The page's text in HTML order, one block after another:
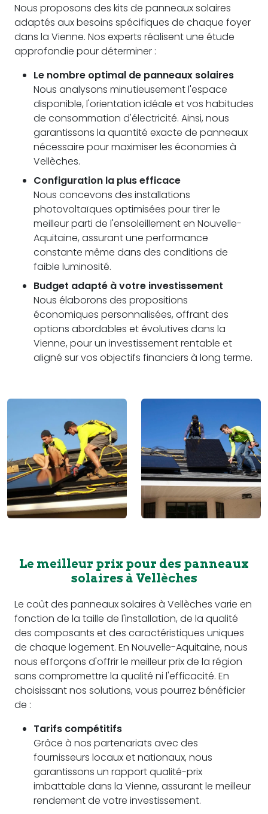
Nous proposons des kits de panneaux solaires
adaptés aux besoins spécifiques de chaque foyer
dans la Vienne. Nos experts réalisent une étude
approfondie pour déterminer :
Le nombre optimal de panneaux solaires
Nous analysons minutieusement l'espace
disponible, l'orientation idéale et vos habitudes
de consommation d'électricité. Ainsi, nous
garantissons la quantité exacte de panneaux
nécessaire pour maximiser les économies à
Vellèches.
Configuration la plus efficace
Nous concevons des installations
photovoltaïques optimisées pour tirer le
meilleur parti de l'ensoleillement en Nouvelle-
Aquitaine, assurant une performance
constante même dans des conditions de
faible luminosité.
Budget adapté à votre investissement
Nous élaborons des propositions
économiques personnalisées, offrant des
options abordables et évolutives dans la
Vienne, pour un investissement rentable et
aligné sur vos objectifs financiers à long terme.
Le meilleur prix pour des panneaux
solaires à Vellèches
Le coût des panneaux solaires à Vellèches varie en
fonction de la taille de l'installation, de la qualité
des composants et des caractéristiques uniques
de chaque logement. En Nouvelle-Aquitaine, nous
nous efforçons d'offrir le meilleur prix de la région
sans compromettre la qualité ni l'efficacité. En
choisissant nos solutions, vous pourrez bénéficier
de :
Tarifs compétitifs
Grâce à nos partenariats avec des
fournisseurs locaux et nationaux, nous
garantissons un rapport qualité-prix
imbattable dans la Vienne, assurant le meilleur
rendement de votre investissement.